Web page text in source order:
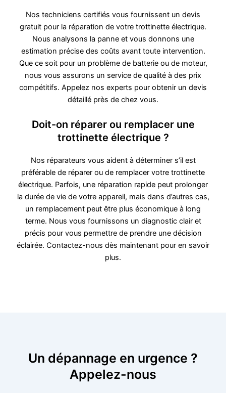
Nos techniciens certifiés vous fournissent un devis
gratuit pour la réparation de votre trottinette électrique.
Nous analysons la panne et vous donnons une
estimation précise des coûts avant toute intervention.
Que ce soit pour un problème de batterie ou de moteur,
nous vous assurons un service de qualité à des prix
compétitifs. Appelez nos experts pour obtenir un devis
détaillé près de chez vous.
Doit-on réparer ou remplacer une
trottinette électrique ?
Nos réparateurs vous aident à déterminer s’il est
préférable de réparer ou de remplacer votre trottinette
électrique. Parfois, une réparation rapide peut prolonger
la durée de vie de votre appareil, mais dans d’autres cas,
un remplacement peut être plus économique à long
terme. Nous vous fournissons un diagnostic clair et
précis pour vous permettre de prendre une décision
éclairée. Contactez-nous dès maintenant pour en savoir
plus.
Un dépannage en urgence ?
Appelez-nous